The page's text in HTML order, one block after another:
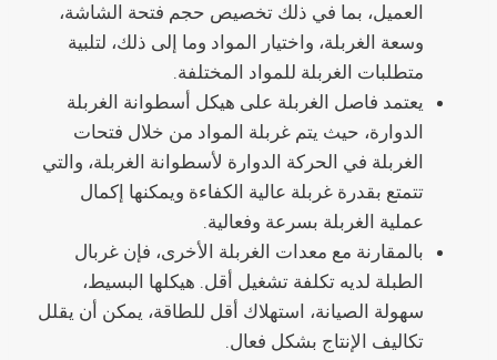
العميل، بما في ذلك تخصيص حجم فتحة الشاشة،
وسعة الغربلة، واختيار المواد وما إلى ذلك، لتلبية
متطلبات الغربلة للمواد المختلفة.
يعتمد فاصل الغربلة على هيكل أسطوانة الغربلة
الدوارة، حيث يتم غربلة المواد من خلال فتحات
الغربلة في الحركة الدوارة لأسطوانة الغربلة، والتي
تتمتع بقدرة غربلة عالية الكفاءة ويمكنها إكمال
عملية الغربلة بسرعة وفعالية.
بالمقارنة مع معدات الغربلة الأخرى، فإن غربال
الطبلة لديه تكلفة تشغيل أقل. هيكلها البسيط،
سهولة الصيانة، استهلاك أقل للطاقة، يمكن أن يقلل
تكاليف الإنتاج بشكل فعال.